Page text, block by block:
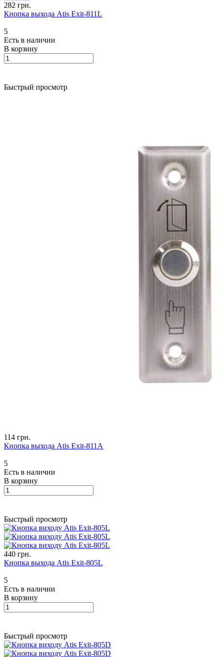
282 грн.
Кнопка выхода Atis Exit-811L
5
Есть в наличии
В корзину
Быстрый просмотр
114 грн.
Кнопка выхода Atis Exit-811A
5
Есть в наличии
В корзину
Быстрый просмотр
440 грн.
Кнопка выхода Atis Exit-805L
5
Есть в наличии
В корзину
Быстрый просмотр